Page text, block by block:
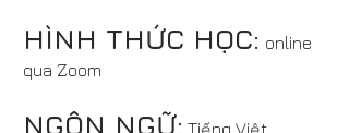
HÌNH THỨC HỌC: online
qua Zoom
NGÔN NGỮ: Tiếng Việt